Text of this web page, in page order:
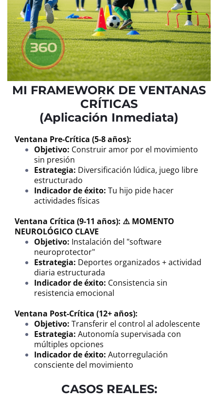
MI FRAMEWORK DE VENTANAS
CRÍTICAS
(Aplicación Inmediata)
Ventana Pre-Crítica (5-8 años):
Objetivo: Construir amor por el movimiento
sin presión
Estrategia: Diversificación lúdica, juego libre
estructurado
Indicador de éxito: Tu hijo pide hacer
actividades físicas
Ventana Crítica (9-11 años): ⚠️ MOMENTO
NEUROLÓGICO CLAVE
Objetivo: Instalación del "software
neuroprotector"
Estrategia: Deportes organizados + actividad
diaria estructurada
Indicador de éxito: Consistencia sin
resistencia emocional
Ventana Post-Crítica (12+ años):
Objetivo: Transferir el control al adolescente
Estrategia: Autonomía supervisada con
múltiples opciones
Indicador de éxito: Autorregulación
consciente del movimiento
CASOS REALES: